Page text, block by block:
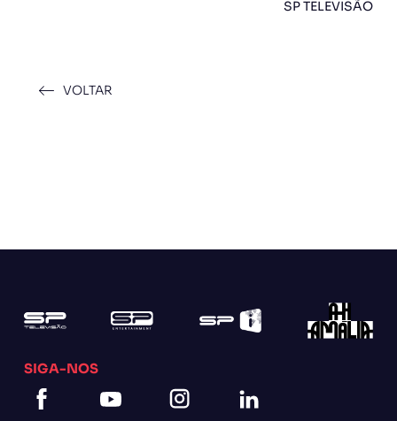
SP TELEVISÃO
VOLTAR
SIGA-NOS